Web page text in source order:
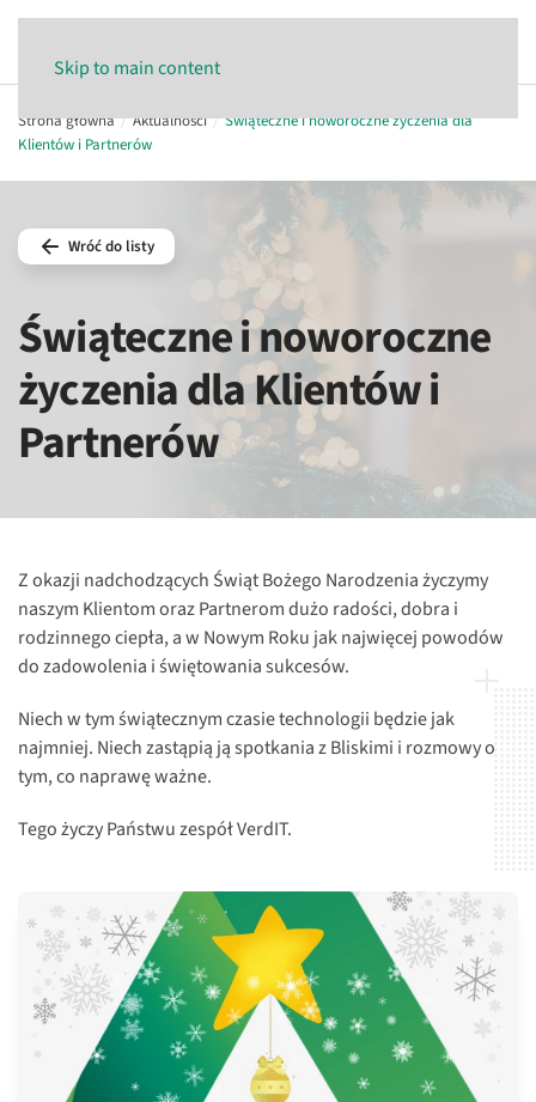
Skip to main content
Strona główna Aktualności
Świąteczne i noworoczne życzenia dla
Klientów i Partnerów
Wróć do listy
Świąteczne i noworoczne
życzenia dla Klientów i
Partnerów
Z okazji nadchodzących Świąt Bożego Narodzenia życzymy
naszym Klientom oraz Partnerom dużo radości, dobra i
rodzinnego ciepła, a w Nowym Roku jak najwięcej powodów
do zadowolenia i świętowania sukcesów.
Niech w tym świątecznym czasie technologii będzie jak
najmniej. Niech zastąpią ją spotkania z Bliskimi i rozmowy o
tym, co naprawę ważne.
Tego życzy Państwu zespół VerdIT.